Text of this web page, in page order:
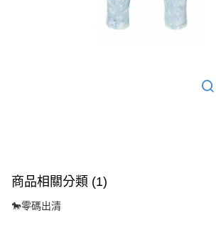
２．關於個人資料處理事宜，請瀏覽以下網址：
https://aftee.tw/terms/#terms3
３．未成年的使用者請事先徵得法定代理人或監護人
時審查核予不同之上限額度；若仍有額度不足之情
恩沛科技股份有限公司將有權停止該用戶之使用額
每筆NT$60，滿NT$799(含以上)免運費
商品相關分類 (1)
🐎零碼出清